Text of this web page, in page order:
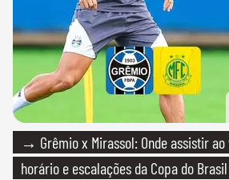
→ Grêmio x Mirassol: Onde assistir ao
horário e escalações da Copa do Brasil